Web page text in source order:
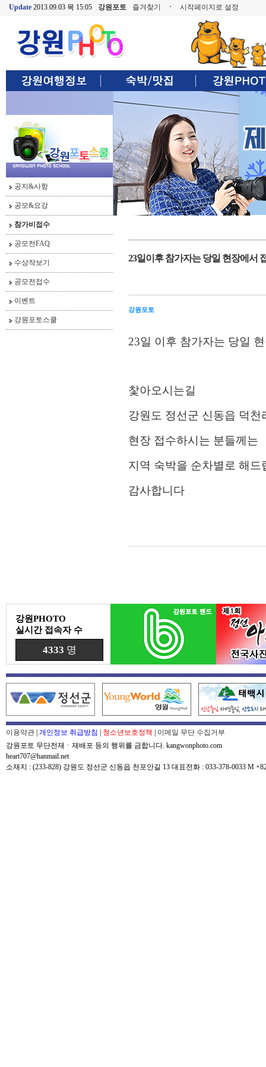
Update 2013.09.03 목 15:05 강원포토 즐겨찾기 ㆍ 시작페이지로 설정
공지&사항
공모&요강
참가비접수
공모전FAQ
수상작보기
공모전접수
이벤트
강원포토스쿨
23일이후 참가자는 당일 현장에서
강원포토
23일 이후 참가자는 당일
찿아오시는길
강원도 정선군 신동읍 덕천
현장 접수하시는 분들께는
지역 숙박을 순차별로 해드
감사합니다
강원PHOTO
실시간 접속자 수
4333 명
이용약관 개인정보 취급방침 청소년보호정책
이메일 무단 수집거부
강원포토 무단전재ㆍ재배포 등의 행위를 금합니다. kangwonphoto.com
heart707@hanmail.net
소재지 : (233-828) 강원도 정선군 신동읍 천포안길 13 대표전화 : 033-378-0033 M